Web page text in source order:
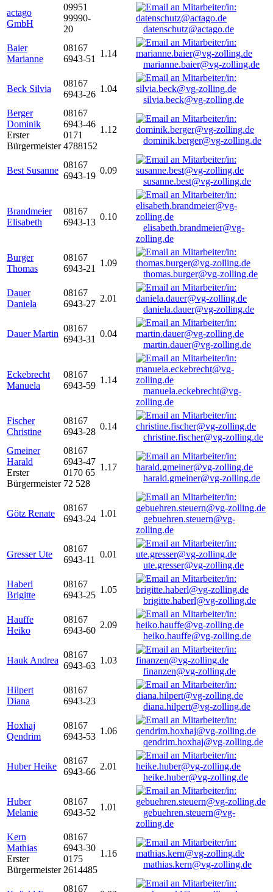
actago
GmbH
09951
99990-
20
datenschutz@actago.de
Baier
Marianne
08167
6943-51
1.14
marianne.baier@vg-zolling.de
Beck Silvia
08167
6943-26
1.04
silvia.beck@vg-zolling.de
Berger
Dominik
Erster
Bürgermeister
08167
6943-46
0171
4788152
1.12
dominik.berger@vg-zolling.de
Best Susanne
08167
6943-19
0.09
susanne.best@vg-zolling.de
Brandmeier
Elisabeth
08167
6943-13
0.10
elisabeth.brandmeier@vg-
zolling.de
Burger
Thomas
08167
6943-21
1.09
thomas.burger@vg-zolling.de
Dauer
Daniela
08167
6943-27
2.01
daniela.dauer@vg-zolling.de
Dauer Martin
08167
6943-31
0.04
martin.dauer@vg-zolling.de
Eckebrecht
Manuela
08167
6943-59
1.14
manuela.eckebrecht@vg-
zolling.de
Fischer
Christine
08167
6943-28
0.14
christine.fischer@vg-zolling.de
Gmeiner
Harald
Erster
Bürgermeister
08167
6943-47
0170 65
72 528
1.17
harald.gmeiner@vg-zolling.de
Götz Renate
08167
6943-24
1.01
gebuehren.steuern@vg-
zolling.de
Gresser Ute
08167
6943-11
0.01
ute.gresser@vg-zolling.de
Haberl
Brigitte
08167
6943-25
1.05
brigitte.haberl@vg-zolling.de
Hauffe
Heiko
08167
6943-60
2.09
heiko.hauffe@vg-zolling.de
Hauk Andrea
08167
6943-63
1.03
finanzen@vg-zolling.de
Hilpert
Diana
08167
6943-23
diana.hilpert@vg-zolling.de
Hoxhaj
Qendrim
08167
6943-53
1.06
qendrim.hoxhaj@vg-zolling.de
Huber Heike
08167
6943-66
2.01
heike.huber@vg-zolling.de
Huber
Melanie
08167
6943-52
1.01
gebuehren.steuern@vg-
zolling.de
Kern
Mathias
Erster
Bürgermeister
08167
6943-30
0175
2614485
1.16
mathias.kern@vg-zolling.de
08167